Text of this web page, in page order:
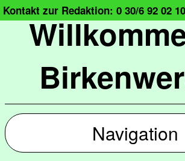
Kontakt zur Redaktion: 0 30/6 92 02
Navigation